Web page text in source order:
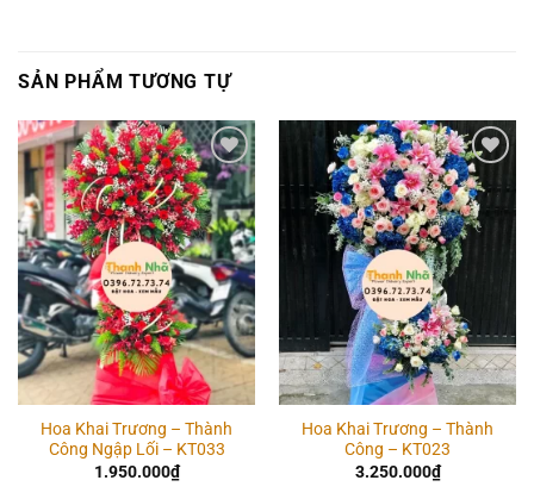
SẢN PHẨM TƯƠNG TỰ
Add to
wishlist
Hoa Khai Trương – Thành
Công Ngập Lối – KT033
1.950.000₫
Add to
wishlist
Hoa Khai Trương – Thành
Công – KT023
3.250.000₫